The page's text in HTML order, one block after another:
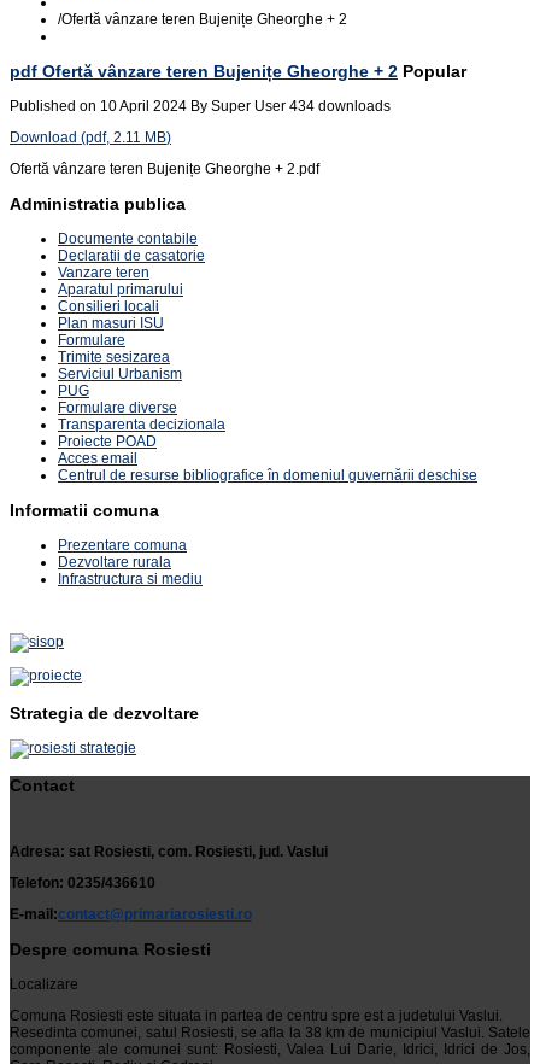
/Ofertă vânzare teren Bujenițe Gheorghe + 2
pdf Ofertă vânzare teren Bujenițe Gheorghe + 2 Popular
Published on 10 April 2024 By Super User 434 downloads
Download (pdf, 2.11 MB)
Ofertă vânzare teren Bujenițe Gheorghe + 2.pdf
Administratia publica
Documente contabile
Declaratii de casatorie
Vanzare teren
Aparatul primarului
Consilieri locali
Plan masuri ISU
Formulare
Trimite sesizarea
Serviciul Urbanism
PUG
Formulare diverse
Transparenta decizionala
Proiecte POAD
Acces email
Centrul de resurse bibliografice în domeniul guvernării deschise
Informatii comuna
Prezentare comuna
Dezvoltare rurala
Infrastructura si mediu
Strategia de dezvoltare
Contact
Adresa: sat Rosiesti, com. Rosiesti, jud. Vaslui
Telefon: 0235/436610
E-mail:contact@primariarosiesti.ro
Despre comuna Rosiesti
Localizare
Comuna Rosiesti este situata in partea de centru spre est a judetului Vaslui.
Resedinta comunei, satul Rosiesti, se afla la 38 km de municipiul Vaslui. Satele
componente ale comunei sunt: Rosiesti, Valea Lui Darie, Idrici, Idrici de Jos,